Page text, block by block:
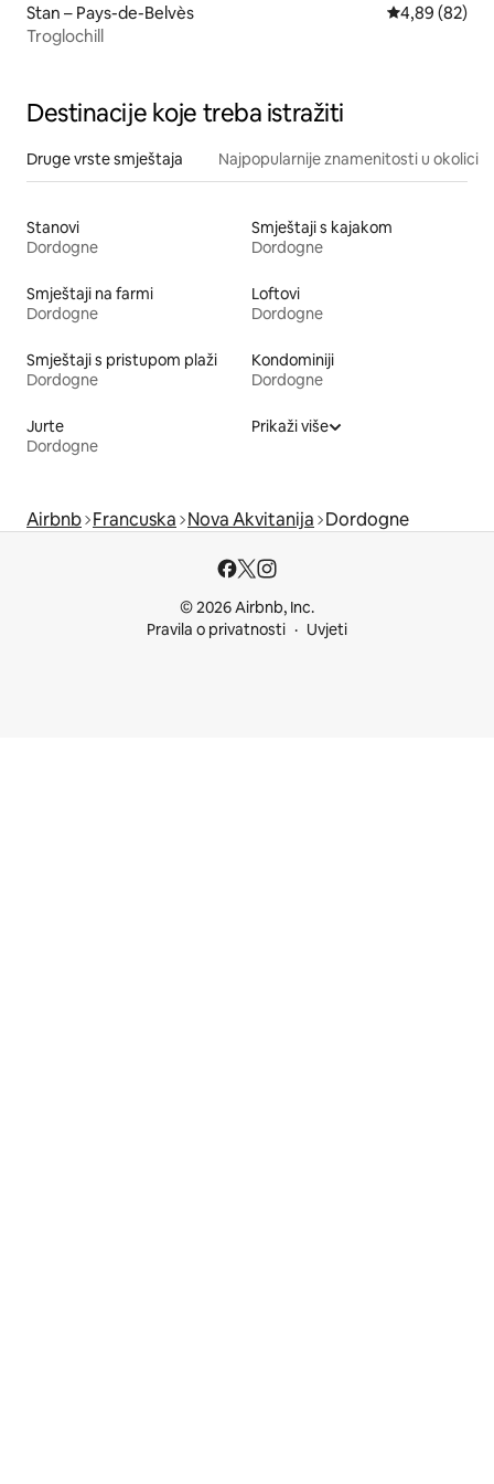
Stan – Pays-de-Belvès Prosječna
4,89 (82)
Troglochill
Destinacije koje treba istražiti
Druge vrste smještaja Najpopularnije znamenitosti u okolici
Stanovi
Dordogne
Smještaji s kajakom
Dordogne
Smještaji na farmi
Dordogne
Loftovi
Dordogne
Smještaji s pristupom plaži
Dordogne
Kondominiji
Dordogne
Jurte
Dordogne
Prikaži više
Airbnb Francuska Nova Akvitanija Dordogne
© 2026 Airbnb, Inc.
Pravila o privatnosti
Uvjeti